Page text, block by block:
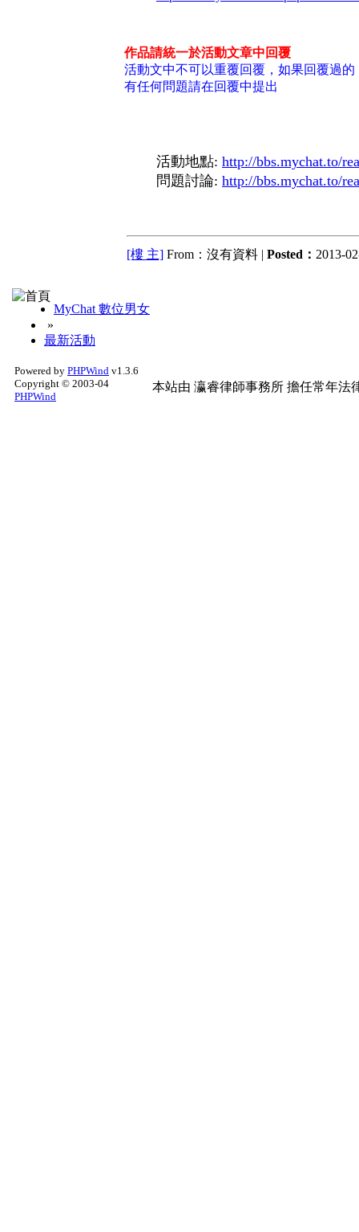
作品請統一於活動文章中回覆
活動文中不可以重覆回覆，如果回覆過
有任何問題請在回覆中提出
活動地點: http://bbs.mychat.to/
問題討論: http://bbs.mychat.to/
[樓 主] From：沒有資料 | Posted： 2013-
MyChat 數位男女
»
最新活動
Powered by PHPWind v1.3.6
Copyright © 2003-04
PHPWind
本站由 瀛睿律師事務所 擔任常年法